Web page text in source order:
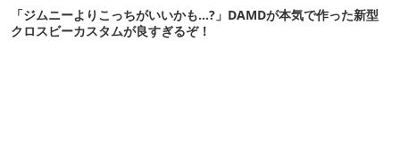
「ジムニーよりこっちがいいかも…?」DAMDが本気で作った新型
クロスビーカスタムが良すぎるぞ！